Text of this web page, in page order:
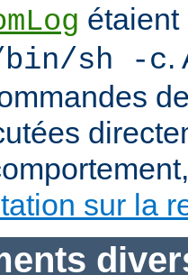
étaient
sh -c.
sur la